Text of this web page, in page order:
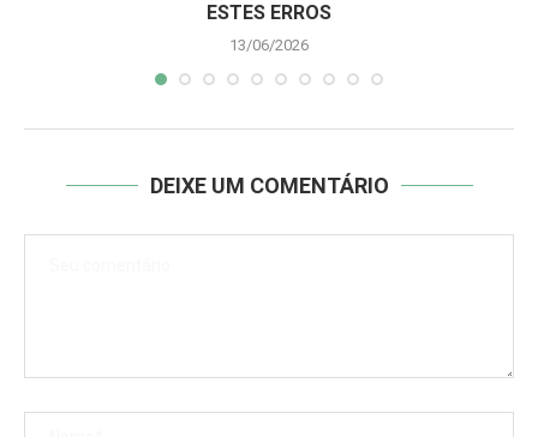
ESTES ERROS
13/06/2026
DEIXE UM COMENTÁRIO